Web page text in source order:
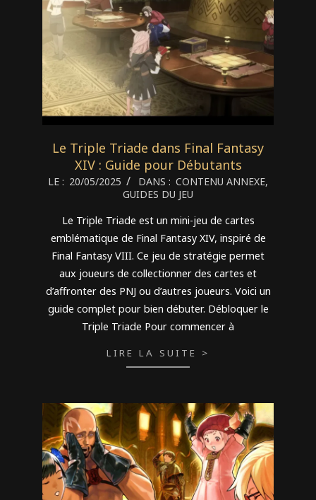
Le Triple Triade dans Final Fantasy
XIV : Guide pour Débutants
2025-
LE : 20/05/2025 DANS : CONTENU ANNEXE,
GUIDES DU JEU
Le Triple Triade est un mini-jeu de cartes
emblématique de Final Fantasy XIV, inspiré de
Final Fantasy VIII. Ce jeu de stratégie permet
aux joueurs de collectionner des cartes et
d’affronter des PNJ ou d’autres joueurs. Voici un
guide complet pour bien débuter. Débloquer le
Triple Triade Pour commencer à
LIRE LA SUITE >